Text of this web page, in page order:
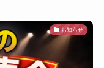
お知らせ